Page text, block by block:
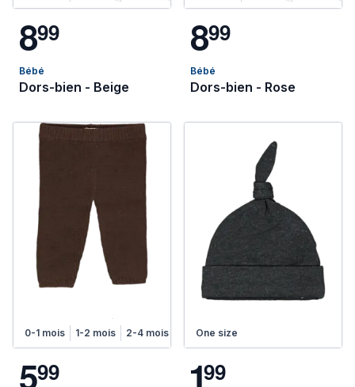
899
Bébé
Dors-bien - Beige
899
Bébé
Dors-bien - Rose
0-1 mois 1-2 mois 2-4 mois 4-6 mois
599
One size
199